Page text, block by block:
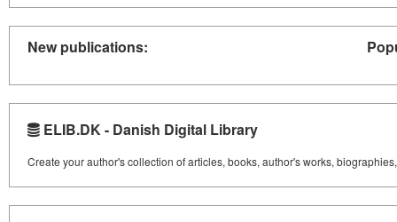
New publications:
ELIB.DK - Danish Digital Library
Create your author's collection of articles, books, author's works,